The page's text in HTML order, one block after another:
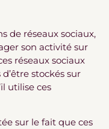
de réseaux sociaux,
son activité sur
réseaux sociaux
stockés sur
utilise ces
sur le fait que ces